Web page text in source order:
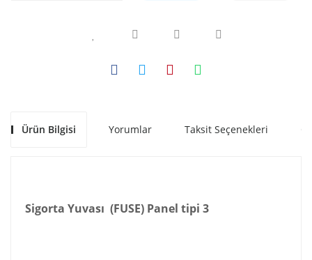
Ürün Bilgisi Yorumlar Taksit Seçenekleri
Sigorta Yuvası (FUSE) Panel tipi 3